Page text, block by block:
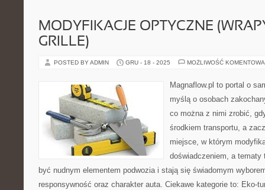
MODYFIKACJE OPTYCZNE
GRILLE)
POSTED BY ADMIN GRU - 18 - 2025 MOŻLIWOŚĆ
Magnaflow.pl to portal o
myślą o osobach
co można z nimi zrobić,
środkiem transportu, a
miejsce, w którym
doświadczeniem, a
być nudnym elementem podwozia i stają się świadomym
responsywność oraz charakter auta. Ciekawe kategorie to: Eko-